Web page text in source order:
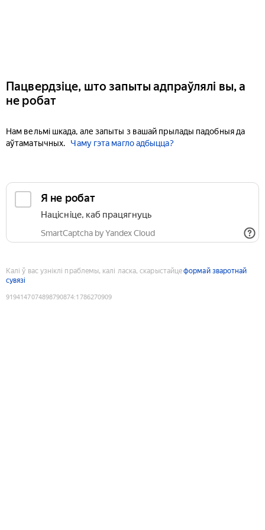
Пацвердзіце, што запыты адпраўлялі вы, а
не робат
Нам вельмі шкада, але запыты з вашай прылады падобныя да
аўтаматычных.
Чаму гэта магло адбыцца?
Я не робат
Націсніце, каб працягнуць
SmartCaptcha by Yandex Cloud
Калі ў вас узніклі праблемы, калі ласка, скарыстайцеформай зваротнай
сувязі
9194147074898790874:1786270909